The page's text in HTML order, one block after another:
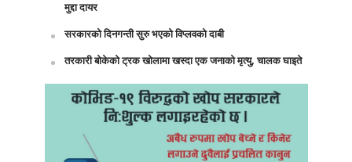
मुद्दा दायर
सरकारको दिनगन्ती सुरु भएको विप्लवको दाबी
तरकारी बोकेको ट्रक खोलामा खस्दा एक जनाको मृत्यु, चालक घाइते